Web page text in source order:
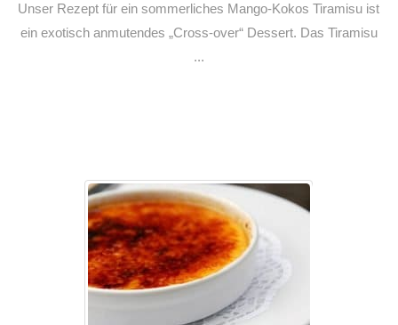
Unser Rezept für ein sommerliches Mango-Kokos Tiramisu ist
ein exotisch anmutendes „Cross-over“ Dessert. Das Tiramisu
...